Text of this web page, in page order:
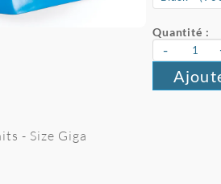
Quantité :
-
- Size Giga